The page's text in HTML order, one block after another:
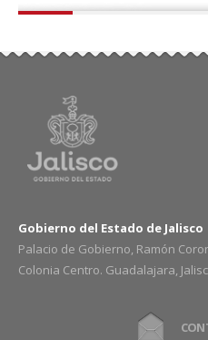
Gobierno del Estado de Jalisco
Palacio de Gobierno, Ramón
Colonia Centro. Guadalajara,